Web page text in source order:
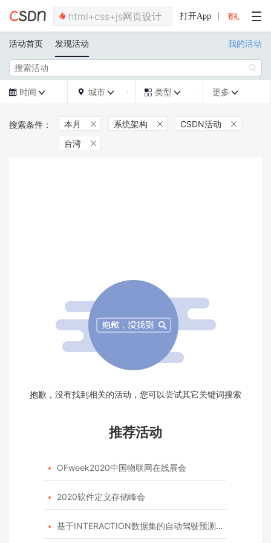
打开App
活动首页 发现活动 我的活动

 时间   城市   类型  更多 
本月  系统架构  CSDN活动 
台湾 
抱歉，没有找到相关的活动，您可以尝试其它关键词搜索
推荐活动
 OFweek2020中国物联网在线展会
 2020软件定义存储峰会
 基于INTERACTION数据集的自动驾驶预测模型挑战赛